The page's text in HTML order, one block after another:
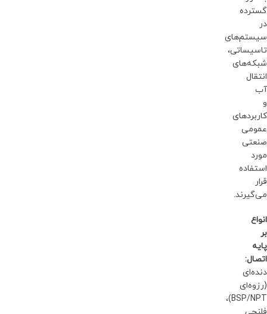
گسترده
در
سیستم‌های
تاسیساتی،
شبکه‌های
انتقال
آب
و
کاربردهای
عمومی
صنعتی
مورد
استفاده
قرار
می‌گیرند.
انواع
بر
پایه
اتصال:
دنده‌ای
(رزوه‌ای
BSP/NPT)،